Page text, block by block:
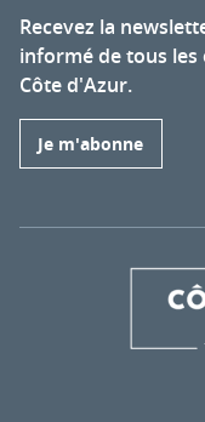
Recevez la
informé de tous
Côte d'Azur.
Je m'abonne